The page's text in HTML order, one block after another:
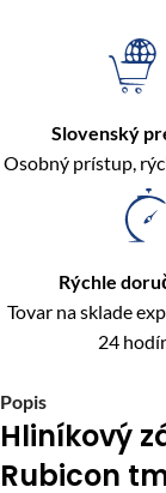
Slovenský
Osobný prístup,
Rýchle
Tovar na sklade
24
Popis
Hliníkový
Rubicon